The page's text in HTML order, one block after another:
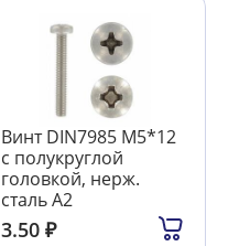
Винт DIN7985 М5*12
с полукруглой
головкой, нерж.
сталь А2
3.50 ₽